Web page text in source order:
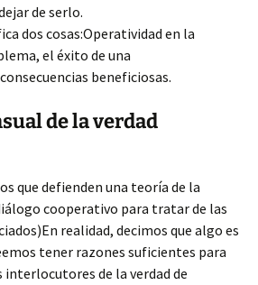
de serlo.
dos cosas:Operatividad en la
el éxito de una
beneficiosas.
de la verdad
que defienden una teoría de la
cooperativo para tratar de las
realidad, decimos que algo es
tener razones suficientes para
interlocutores de la verdad de